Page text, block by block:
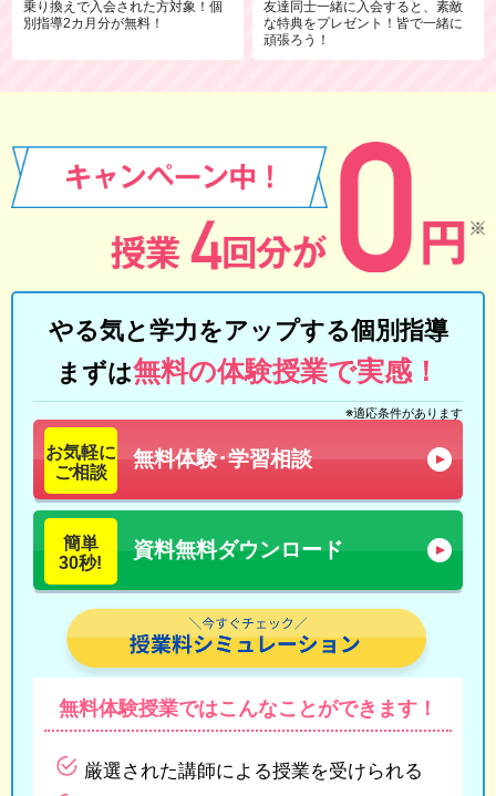
乗り換えで入会された方対象！個
別指導2カ月分が無料！
友達同士一緒に入会すると、素敵
な特典をプレゼント！皆で一緒に
頑張ろう！
やる気と学力をアップする個別指導
まずは無料の体験授業で実感！
※適応条件があります
お気軽に
ご相談
無料体験･学習相談
簡単
30秒!
資料無料ダウンロード
無料体験授業ではこんなことができます！
厳選された講師による授業を受けられる